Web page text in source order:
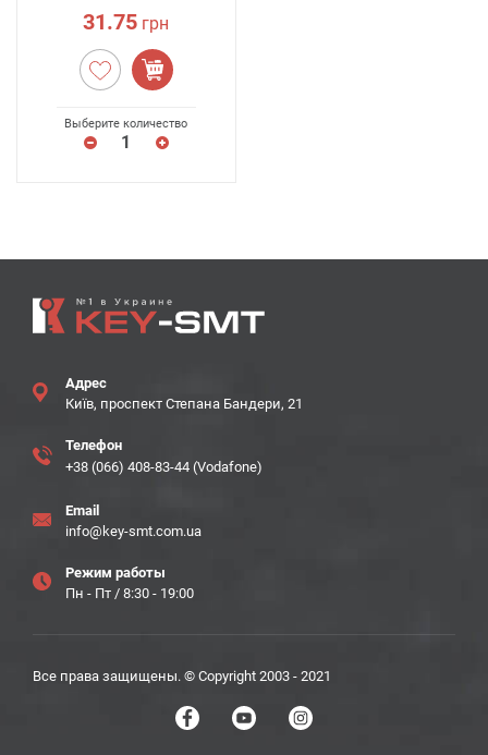
31.75 грн
Выберите количество
Адрес
Київ, проспект Степана Бандери, 21
Телефон
+38 (066) 408-83-44 (Vodafone)
Email
info@key-smt.com.ua
Режим работы
Пн - Пт / 8:30 - 19:00
Все права защищены. © Copyright 2003 - 2021